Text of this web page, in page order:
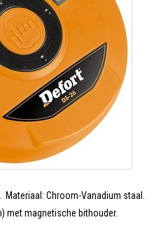
Materiaal: Chroom-Vanadium staal.
met magnetische bithouder.